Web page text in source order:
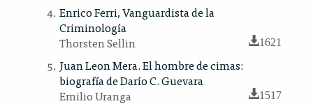
Enrico Ferri, Vanguardista de la
Criminología
Thorsten Sellin
1621
Juan Leon Mera. El hombre de cimas:
biografía de Darío C. Guevara
Emilio Uranga
1517